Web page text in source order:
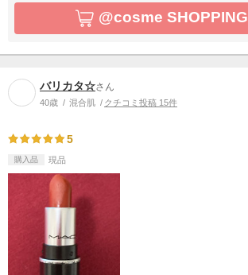
@cosme SHOPPING
バリカタ☆さん
40歳 混合肌 クチコミ投稿 15件
5
購入品 現品